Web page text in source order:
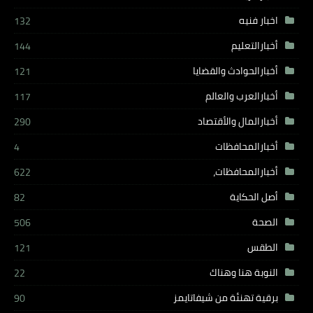
اخبار فنيه
132
أخبارالتعليم
144
أخبارالحوادث والقضايا
121
أخبارالعرب والعالم
117
أخبارالمال والأقتصاد
290
أخبارالمحافظات
4
أخبارالمحافظات،
622
أصل الحكاية
82
الصحة
506
الطقس
121
النوبة هنا وهناك
22
برقية تهنئة من شيفاتايمز
90